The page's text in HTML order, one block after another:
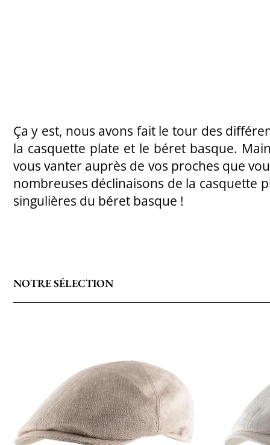
Ça y est, nous avons fait le tour des
la casquette plate et le béret basque.
vous vanter auprès de vos proches que
nombreuses déclinaisons de la casquette
singulières du béret basque !
NOTRE SÉLECTION